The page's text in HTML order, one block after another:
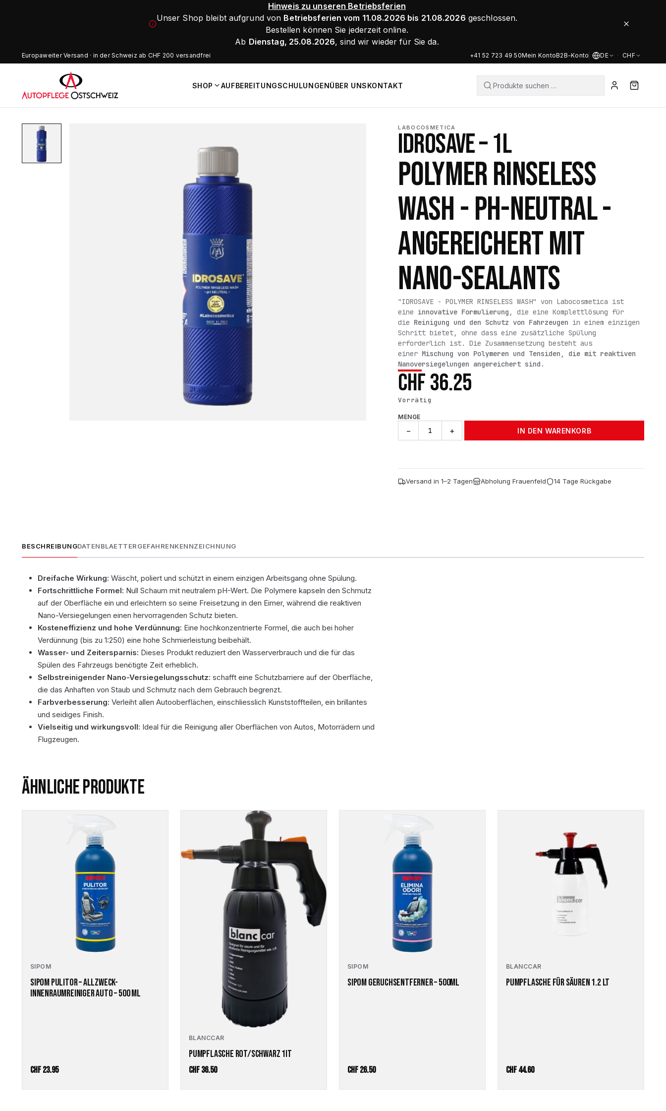
Hinweis zu unseren Betriebsferien
Unser Shop bleibt aufgrund von Betriebsferien vom 11.08.2026 bis 21.08.2026 geschlossen.
Bestellen können Sie jederzeit online.
Ab Dienstag, 25.08.2026, sind wir wieder für Sie da.
Europaweiter Versand · in der Schweiz ab CHF 200 versandfrei +41 52 723 49 50Mein KontoB2B-Konto DE · CHF
SHOP AUFBEREITUNGSCHULUNGENÜBER UNSKONTAKT
LABOCOSMETICA
IDROSAVE – 1L
POLYMER RINSELESS
WASH - PH-NEUTRAL -
ANGEREICHERT MIT
NANO-SEALANTS
"IDROSAVE - POLYMER RINSELESS WASH" von Labocosmetica ist
eine innovative Formulierung , die eine Komplettlösung für
die Reinigung und den Schutz von Fahrzeugen in einem einzigen
Schritt bietet, ohne dass eine zusätzliche Spülung
erforderlich ist. Die Zusammensetzung besteht aus
einer Mischung von Polymeren und Tensiden, die mit reaktiven
Nanoversiegelungen angereichert sind .
CHF36.25
Vorrätig
MENGE
− + IN DEN WARENKORB
Versand in 1–2 Tagen Abholung Frauenfeld 14 Tage Rückgabe
BESCHREIBUNGDATENBLAETTERGEFAHRENKENNZEICHNUNG
Dreifache Wirkung: Wäscht, poliert und schützt in einem einzigen Arbeitsgang ohne Spülung.
Fortschrittliche Formel: Null Schaum mit neutralem pH-Wert. Die Polymere kapseln den Schmutz
auf der Oberfläche ein und erleichtern so seine Freisetzung in den Eimer, während die reaktiven
Nano-Versiegelungen einen hervorragenden Schutz bieten.
Kosteneffizienz und hohe Verdünnung: Eine hochkonzentrierte Formel, die auch bei hoher
Verdünnung (bis zu 1:250) eine hohe Schmierleistung beibehält.
Wasser- und Zeitersparnis: Dieses Produkt reduziert den Wasserverbrauch und die für das
Spülen des Fahrzeugs benötigte Zeit erheblich.
Selbstreinigender Nano-Versiegelungsschutz: schafft eine Schutzbarriere auf der Oberfläche,
die das Anhaften von Staub und Schmutz nach dem Gebrauch begrenzt.
Farbverbesserung: Verleiht allen Autooberflächen, einschliesslich Kunststoffteilen, ein brillantes
und seidiges Finish.
Vielseitig und wirkungsvoll: Ideal für die Reinigung aller Oberflächen von Autos, Motorrädern und
Flugzeugen.
ÄHNLICHE PRODUKTE
SIPOM
SIPOM PULITOR – ALLZWECK-
INNENRAUMREINIGER AUTO – 500 ML
CHF23.95
BLANCCAR
PUMPFLASCHE ROT/SCHWARZ 1IT
CHF36.50
SIPOM
SIPOM GERUCHSENTFERNER – 500ML
CHF26.50
BLANCCAR
PUMPFLASCHE FÜR SÄUREN 1.2 LT
CHF44.60